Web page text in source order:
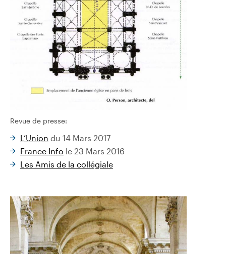
Revue de presse:
L’Union du 14 Mars 2017
France Info le 23 Mars 2016
Les Amis de la collégiale